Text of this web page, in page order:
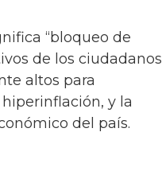
“bloqueo de
de los ciudadanos
altos para
y la
del país.
El
del
(Santiago
3 de junio
más...